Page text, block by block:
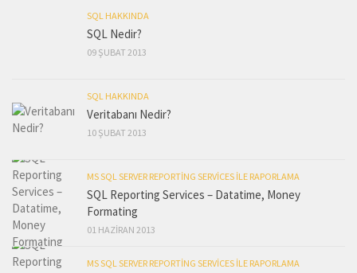
SQL HAKKINDA
SQL Nedir?
09 ŞUBAT 2013
SQL HAKKINDA
Veritabanı Nedir?
10 ŞUBAT 2013
MS SQL SERVER REPORTING SERVICES ILE RAPORLAMA
SQL Reporting Services – Datatime, Money
Formating
01 HAZIRAN 2013
MS SQL SERVER REPORTING SERVICES ILE RAPORLAMA